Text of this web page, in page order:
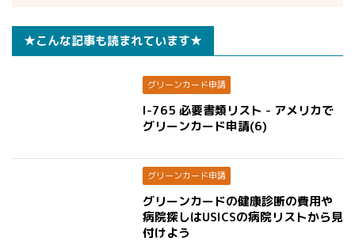
★こんな記事も読まれています★
グリーンカード申請
I-765 必要書類リスト - アメリカで
グリーンカード申請(6)
グリーンカード申請
グリーンカードの健康診断の費用や
病院探しはUSICSの病院リストから見
付けよう